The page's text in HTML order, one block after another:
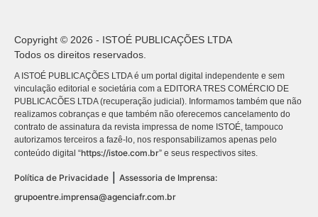
Copyright © 2026 - ISTOÉ PUBLICAÇÕES LTDA
Todos os direitos reservados.
A ISTOÉ PUBLICAÇÕES LTDA é um portal digital independente e sem
vinculação editorial e societária com a EDITORA TRES COMÉRCIO DE
PUBLICACÕES LTDA (recuperação judicial). Informamos também que não
realizamos cobranças e que também não oferecemos cancelamento do
contrato de assinatura da revista impressa de nome ISTOÉ, tampouco
autorizamos terceiros a fazê-lo, nos responsabilizamos apenas pelo
conteúdo digital “https://istoe.com.br” e seus respectivos sites.
Política de Privacidade | Assessoria de Imprensa:
grupoentre.imprensa@agenciafr.com.br